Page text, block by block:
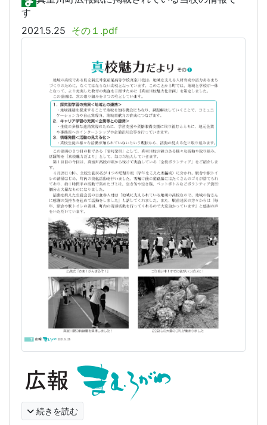
す
2021.5.25 その１.pdf
続きを読む